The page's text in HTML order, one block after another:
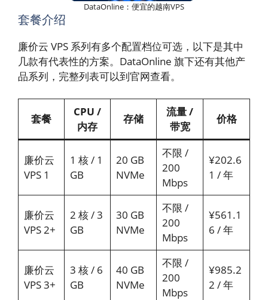
DataOnline：便宜的越南VPS
套餐介绍
廉价云 VPS 系列有多个配置档位可选，以下是其中
几款有代表性的方案。DataOnline 旗下还有其他产
品系列，完整列表可以到官网查看。
套餐
CPU /
内存
存储
流量 /
带宽
价格
廉价云
VPS 1
1 核 / 1
GB
20 GB
NVMe
不限 /
200
Mbps
¥202.6
1 / 年
廉价云
VPS 2+
2 核 / 3
GB
30 GB
NVMe
不限 /
200
Mbps
¥561.1
6 / 年
廉价云
VPS 3+
3 核 / 6
GB
40 GB
NVMe
不限 /
200
Mbps
¥985.2
2 / 年